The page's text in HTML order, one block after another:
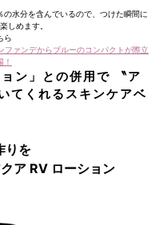
水分を含んでいるので、つけた瞬間に
しめます。
ら
ファンデからブルーのコンパクトが際立
！
ン」との併用で 〝ア
てくれるスキンケアベ
りを
ア RV ローション